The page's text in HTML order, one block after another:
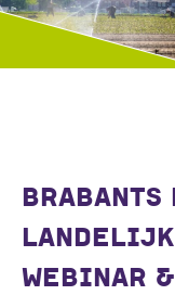
BRABANTS
WEBINAR